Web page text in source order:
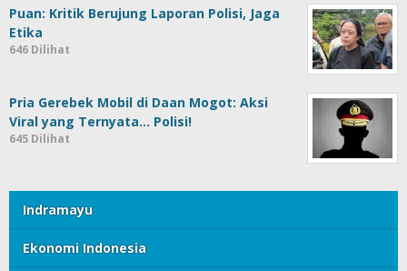
Puan: Kritik Berujung Laporan Polisi, Jaga
Etika
646 Dilihat
Pria Gerebek Mobil di Daan Mogot: Aksi
Viral yang Ternyata… Polisi!
645 Dilihat
Indramayu
Ekonomi Indonesia